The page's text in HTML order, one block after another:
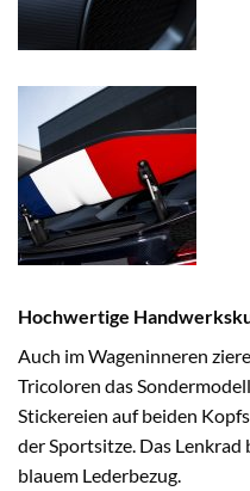
Hochwertige
Auch im Wageninneren
Tricoloren das
Stickereien auf beiden
der Sportsitze. Das
blauem Lederbezug.